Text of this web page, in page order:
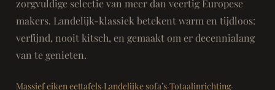
zorgvuldige selectie van meer dan veertig Europese
makers. Landelijk-klassiek betekent warm en tijdloos:
verfijnd, nooit kitsch, en gemaakt om er decennialang
van te genieten.
Massief eiken eettafels·Landelijke sofa’s·Totaalinrichting·